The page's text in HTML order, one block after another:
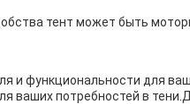
тент может быть
и функциональности для
ваших потребностей в